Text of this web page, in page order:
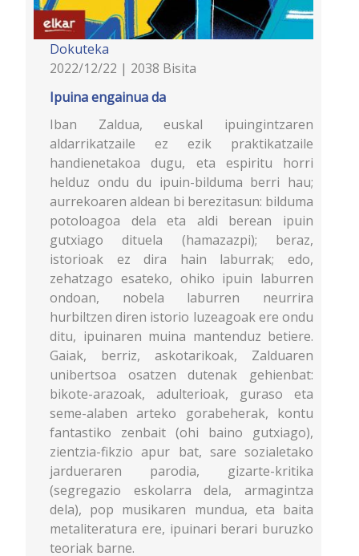
Dokuteka
2022/12/22 | 2038 Bisita
Ipuina engainua da
Iban Zaldua, euskal ipuingintzaren
aldarrikatzaile ez ezik praktikatzaile
handienetakoa dugu, eta espiritu horri
helduz ondu du ipuin-bilduma berri hau;
aurrekoaren aldean bi berezitasun: bilduma
potoloagoa dela eta aldi berean ipuin
gutxiago dituela (hamazazpi); beraz,
istorioak ez dira hain laburrak; edo,
zehatzago esateko, ohiko ipuin laburren
ondoan, nobela laburren neurrira
hurbiltzen diren istorio luzeagoak ere ondu
ditu, ipuinaren muina mantenduz betiere.
Gaiak, berriz, askotarikoak, Zalduaren
unibertsoa osatzen dutenak gehienbat:
bikote-arazoak, adulterioak, guraso eta
seme-alaben arteko gorabeherak, kontu
fantastiko zenbait (ohi baino gutxiago),
zientzia-fikzio apur bat, sare sozialetako
jardueraren parodia, gizarte-kritika
(segregazio eskolarra dela, armagintza
dela), pop musikaren mundua, eta baita
metaliteratura ere, ipuinari berari buruzko
teoriak barne.